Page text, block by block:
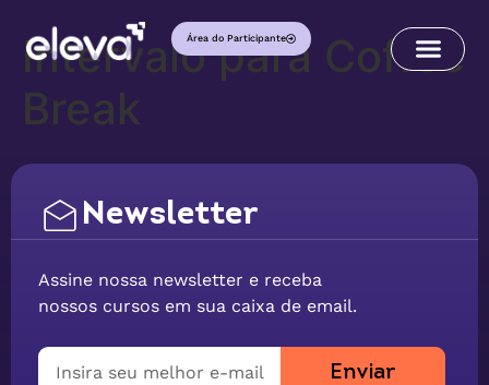
Área do Participante
Intervalo para Coffee
Break
Newsletter
Assine nossa newsletter e receba
nossos cursos em sua caixa de email.
Enviar